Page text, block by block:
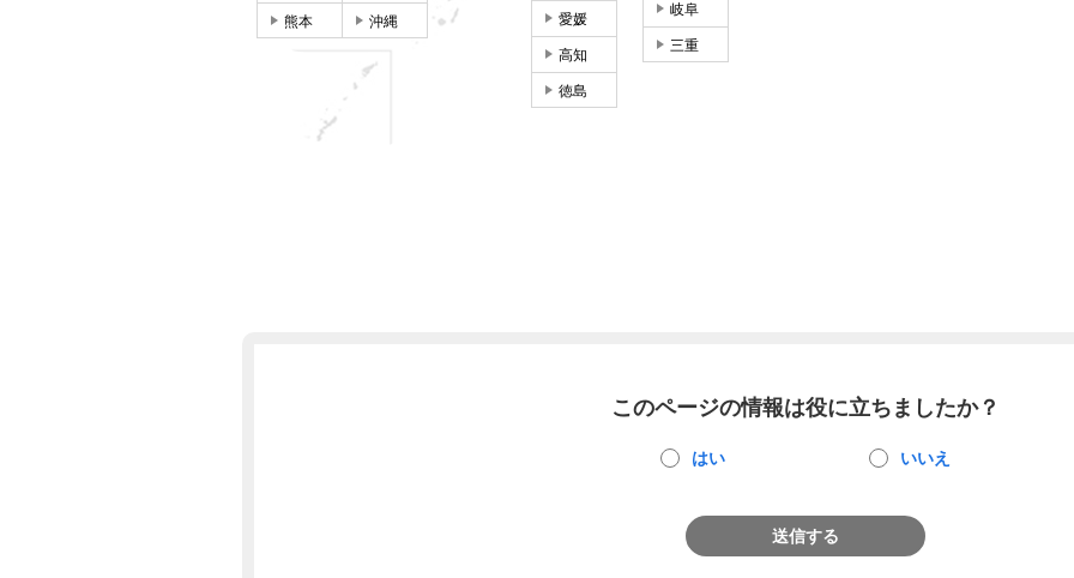
岐阜
三重
愛媛
高知
徳島
熊本 沖縄
このページの情報は役に立ちましたか？
はい いいえ
送信する